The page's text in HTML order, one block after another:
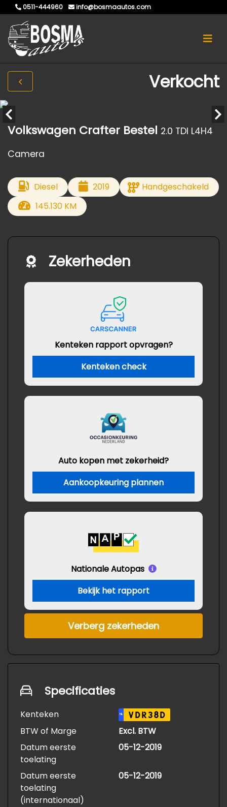
0511-444960 info@bosmaautos.com
Verkocht
Volkswagen Crafter Bestel 2.0 TDI L4H4
Camera
Diesel 2019
Handgeschakeld
145.130 KM
Zekerheden
Kenteken rapport opvragen?
Kenteken check
Auto kopen met zekerheid?
Aankoopkeuring plannen
Nationale Autopas
Bekijk het rapport
Verberg zekerheden
Specificaties
Kenteken NL VDR38D
BTW of Marge
Excl. BTW
Datum eerste
toelating
05-12-2019
Datum eerste
toelating
(internationaal)
05-12-2019